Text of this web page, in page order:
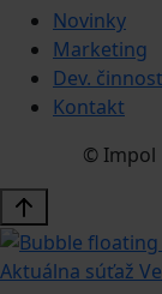
Novinky
Marketing
Dev. činnosť
Kontakt
© Impol
Aktuálna súťaž